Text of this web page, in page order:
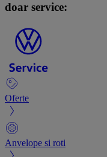
doar service:
Oferte
Anvelope si roti